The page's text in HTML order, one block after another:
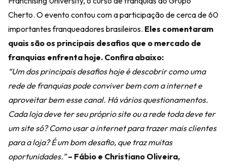
Cherto. O evento contou com a participação de cerca de 60
importantes franqueadores brasileiros. Eles comentaram
quais são os principais desafios que o mercado de
franquias enfrenta hoje. Confira abaixo:
“Um dos principais desafios hoje é descobrir como uma
rede de franquias pode conviver bem com a internet e
aproveitar bem esse canal. Há vários questionamentos.
Cada loja deve ter seu próprio site ou a rede toda deve ter
um site só? Como usar a internet para trazer mais clientes
para a loja? É um bom desafio, que traz muitas
oportunidades.”– Fábio e Christiano Oliveira,